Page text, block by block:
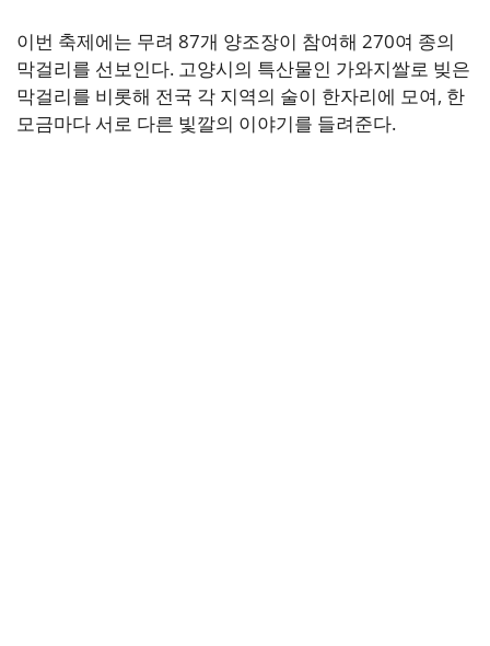
이번 축제에는 무려 87개 양조장이 참여해 270여 종의
막걸리를 선보인다. 고양시의 특산물인 가와지쌀로 빚은
막걸리를 비롯해 전국 각 지역의 술이 한자리에 모여, 한
모금마다 서로 다른 빛깔의 이야기를 들려준다.